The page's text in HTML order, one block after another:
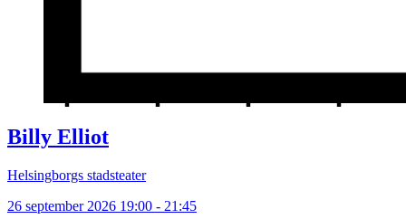
Billy Elliot
Helsingborgs stadsteater
26 september 2026 19:00 - 21:45